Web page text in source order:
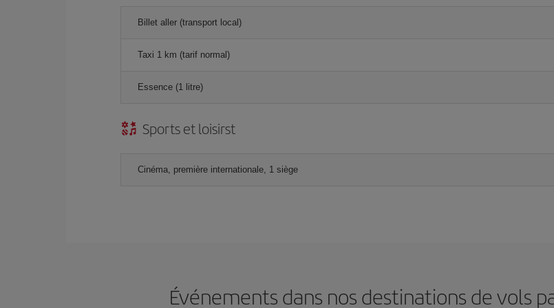
Billet aller (transport local)
Taxi 1 km (tarif normal)
Essence (1 litre)
Sports et loisirst
Cinéma, première internationale, 1 siège
Événements dans nos destinations de vols